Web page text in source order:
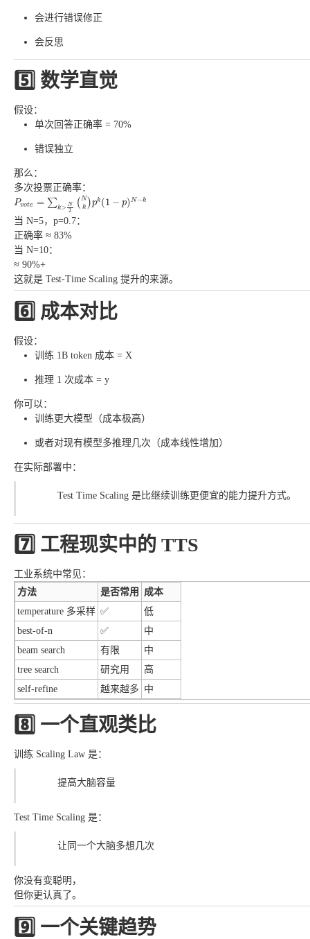
会进行错误修正
会反思
5️⃣ 数学直觉
假设：
单次回答正确率 = 70%
错误独立
那么：
多次投票正确率：
Pvote = ∑k> N
2
( N
k )pk (1 − p)N−k
Pv o te=∑k> N2( Nk) k( 1 − N−k
当 N=5，p=0.7：
正确率 ≈ 83%
当 N=10：
≈ 90%+
这就是 Test-Time Scaling 提升的来源。
6️⃣ 成本对比
假设：
训练 1B token 成本 = X
推理 1 次成本 = y
你可以：
训练更大模型（成本极高）
或者对现有模型多推理几次（成本线性增加）
在实际部署中：
Test Time Scaling 是比继续训练更便宜的能力提升方式。
7️⃣ 工程现实中的 TTS
工业系统中常见：
方法
是否常用
成本
temperature 多采样 ✅
低
best-of-n
✅
中
beam search
有限
中
tree search
研究用
高
self-refine
越来越多 中
8️⃣ 一个直观类比
训练 Scaling Law 是：
提高大脑容量
Test Time Scaling 是：
让同一个大脑多想几次
你没有变聪明，
但你更认真了。
9️⃣ 一个关键趋势